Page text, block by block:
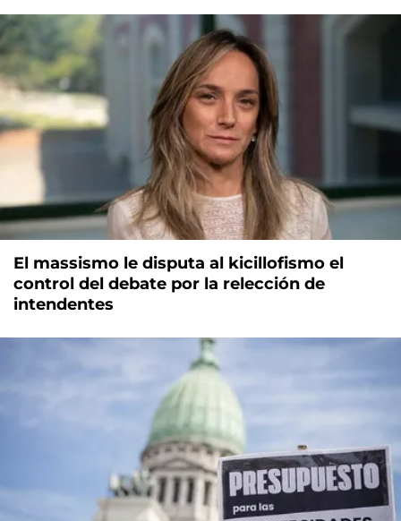
El massismo le disputa al kicillofismo el
control del debate por la relección de
intendentes